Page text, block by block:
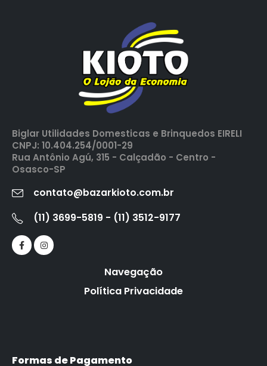
Biglar Utilidades Domesticas e Brinquedos EIRELI
CNPJ: 10.404.254/0001-29
Rua Antônio Agú, 315 - Calçadão - Centro -
Osasco-SP
contato@bazarkioto.com.br
(11) 3699-5819 - (11) 3512-9177
Navegação
Política Privacidade
Formas de Pagamento